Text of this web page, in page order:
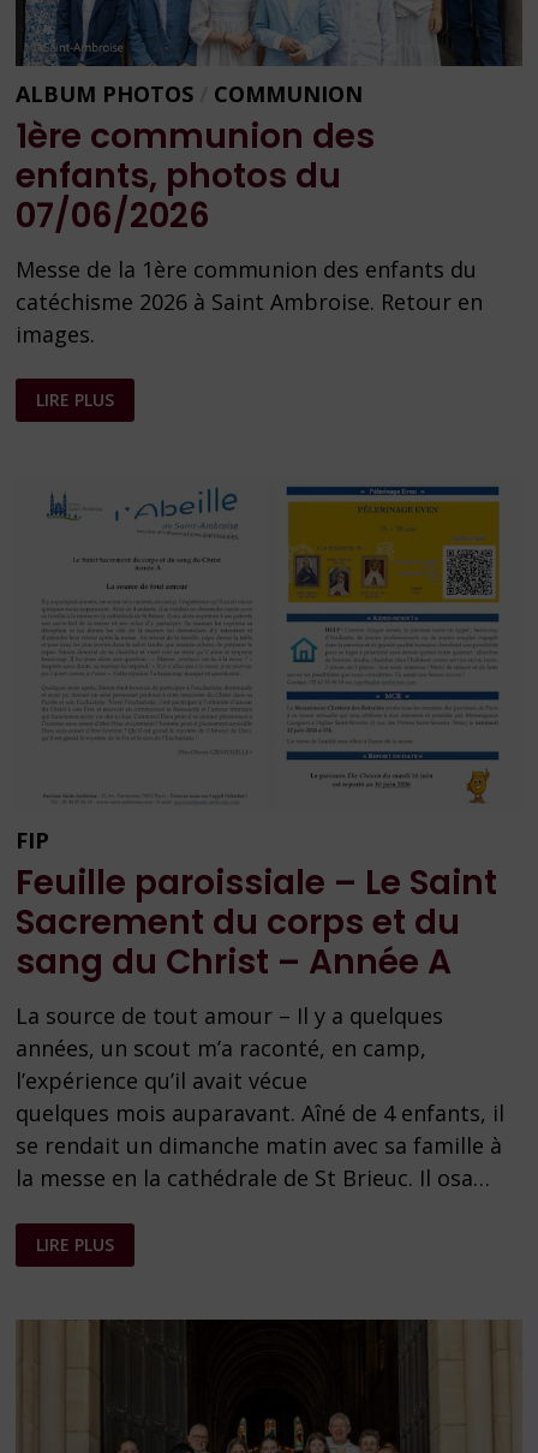
ALBUM PHOTOS COMMUNION
1ère communion des
enfants, photos du
07/06/2026
Messe de la 1ère communion des enfants du
catéchisme 2026 à Saint Ambroise. Retour en
images.
1ÈRE
COMMUNION
DES
07/06/2026
LIRE PLUS
FIP
Feuille paroissiale – Le Saint
Sacrement du corps et du
sang du Christ – Année A
La source de tout amour – Il y a quelques
années, un scout m’a raconté, en camp,
l’expérience qu’il avait vécue
quelques mois auparavant. Aîné de 4 enfants, il
se rendait un dimanche matin avec sa famille à
la messe en la cathédrale de St Brieuc. Il osa…
FEUILLE
PAROISSIALE
–
SACREMENT
LIRE PLUS